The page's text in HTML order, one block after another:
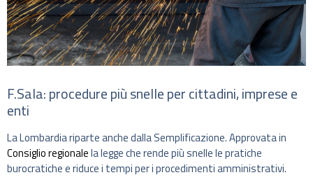
F.Sala: procedure più snelle per cittadini, imprese e
enti
La Lombardia riparte anche dalla Semplificazione. Approvata in
Consiglio regionalela legge che rende più snelle le pratiche
burocratiche e riduce i tempi per i procedimenti amministrativi.